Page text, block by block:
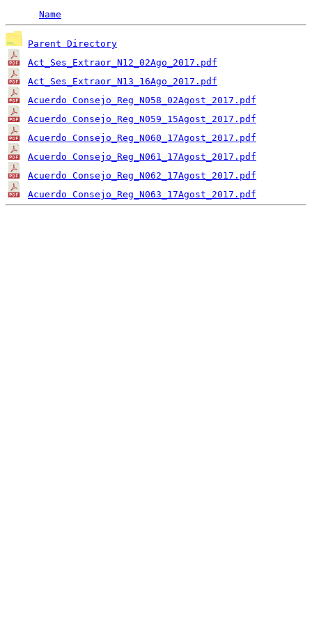
Name
Parent Directory
Act_Ses_Extraor_N12_02Ago_2017.pdf
Act_Ses_Extraor_N13_16Ago_2017.pdf
Acuerdo Consejo_Reg_N058_02Agost_2017.pdf
Acuerdo Consejo_Reg_N059_15Agost_2017.pdf
Acuerdo Consejo_Reg_N060_17Agost_2017.pdf
Acuerdo Consejo_Reg_N061_17Agost_2017.pdf
Acuerdo Consejo_Reg_N062_17Agost_2017.pdf
Acuerdo Consejo_Reg_N063_17Agost_2017.pdf